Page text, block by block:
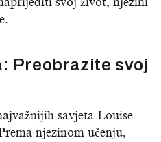
Preobrazite svoj
savjeta Louise
njezinom učenju,